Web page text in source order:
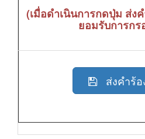
(เมื่อดำเนินการกดปุ่ม ส่ง
ยอมรับการก
ส่งคำร้